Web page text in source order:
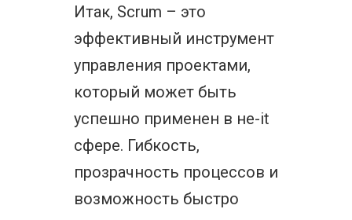
Итак, Scrum – это
эффективный инструмент
управления проектами,
который может быть
успешно применен в не-it
сфере. Гибкость,
прозрачность процессов и
возможность быстро